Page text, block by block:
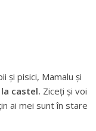
și pisici, Mamalu și
castel. Ziceți și voi
ai mei sunt în stare